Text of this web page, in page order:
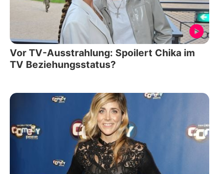
Vor TV-Ausstrahlung: Spoilert Chika im
TV Beziehungsstatus?